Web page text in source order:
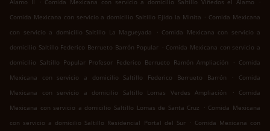
Álamo II
Comida Mexicana con servicio a domicilio Saltillo Viñedos el Álamo
Comida Mexicana con servicio a domicilio Saltillo Ejido la Minita . Comida Mexicana
con servicio a domicilio Saltillo La Magueyada
. Comida Mexicana con servicio a
domicilio Saltillo Federico Berrueto Barrón Popular . Comida Mexicana con servicio a
domicilio Saltillo Popular Profesor Federico Berrueto Ramón Ampliación
. Comida
Mexicana con servicio a domicilio Saltillo Federico Berrueto Barrón
.
Comida
Mexicana con servicio a domicilio Saltillo Lomas Verdes Ampliación
.
Comida
Mexicana con servicio a domicilio Saltillo Lomas de Santa Cruz
. Comida Mexicana
con servicio a domicilio Saltillo Residencial Portal del Sur . Comida Mexicana con